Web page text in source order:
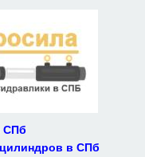
СПб
в СПб